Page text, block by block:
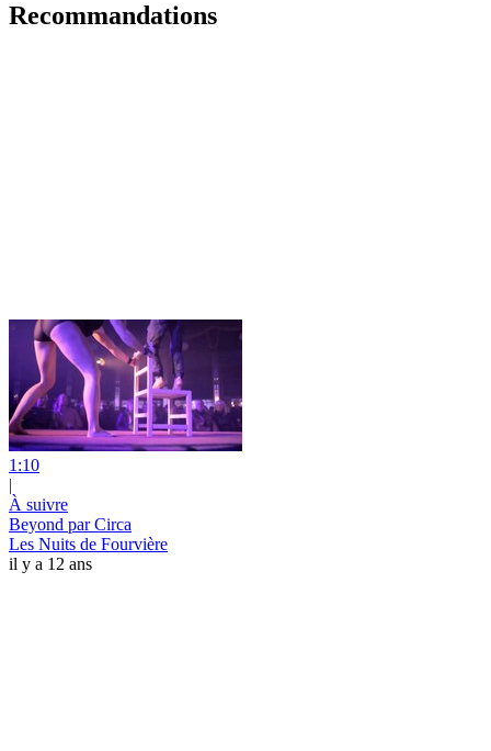
Recommandations
1:10
|
À suivre
Beyond par Circa
Les Nuits de Fourvière
il y a 12 ans